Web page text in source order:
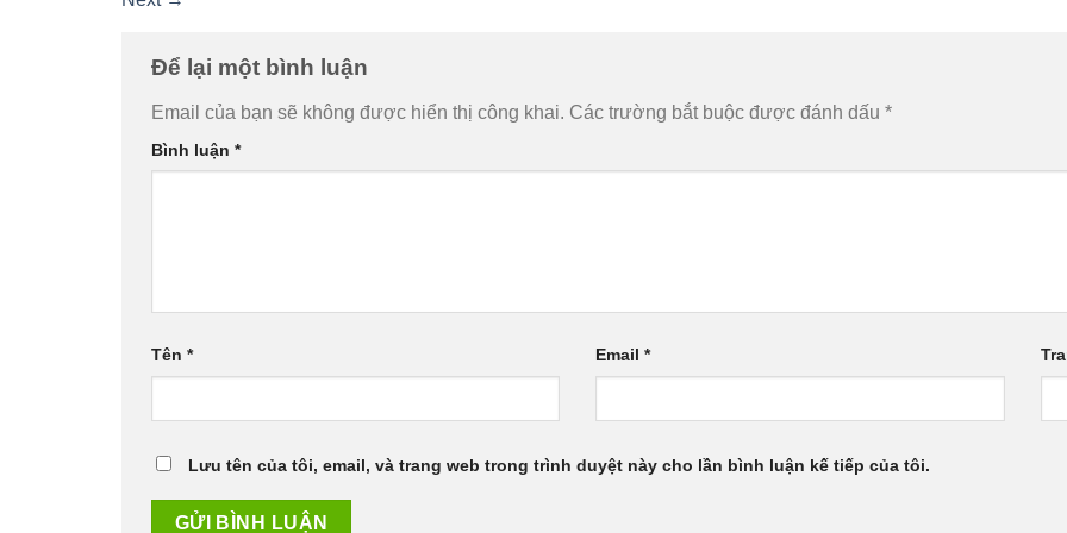
Để lại một bình luận
Email của bạn sẽ không được hiển thị công khai. Các trường bắt buộc được đánh dấu *
Bình luận *
Tên * Email*
Lưu tên của tôi, email, và trang web trong trình duyệt này cho lần bình luận kế tiếp của tôi.